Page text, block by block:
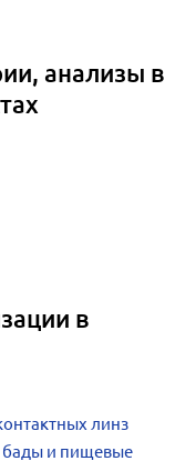
анализы в
в
линз
бады и пищевые